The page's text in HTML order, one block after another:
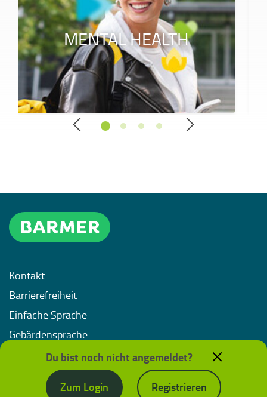
MENTAL HEALTH
Kontakt
Barrierefreiheit
Einfache Sprache
Gebärdensprache
Impressum
Datenschutz
Nutzungsbedingungen
Du bist noch nicht angemeldet?
Zum Login
Registrieren